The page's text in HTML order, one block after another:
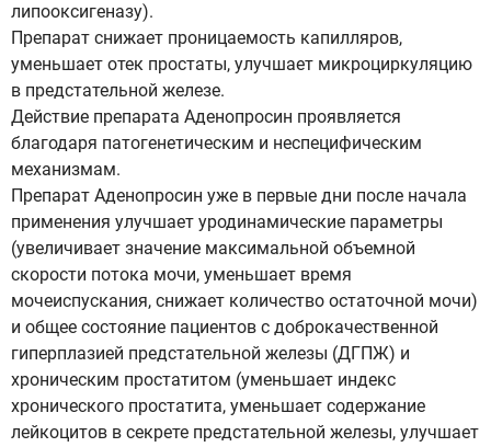
липооксигеназу).
Препарат снижает проницаемость капилляров,
уменьшает отек простаты, улучшает микроциркуляцию
в предстательной железе.
Действие препарата Аденопросин проявляется
благодаря патогенетическим и неспецифическим
механизмам.
Препарат Аденопросин уже в первые дни после начала
применения улучшает уродинамические параметры
(увеличивает значение максимальной объемной
скорости потока мочи, уменьшает время
мочеиспускания, снижает количество остаточной мочи)
и общее состояние пациентов с доброкачественной
гиперплазией предстательной железы (ДГПЖ) и
хроническим простатитом (уменьшает индекс
хронического простатита, уменьшает содержание
лейкоцитов в секрете предстательной железы, улучшает